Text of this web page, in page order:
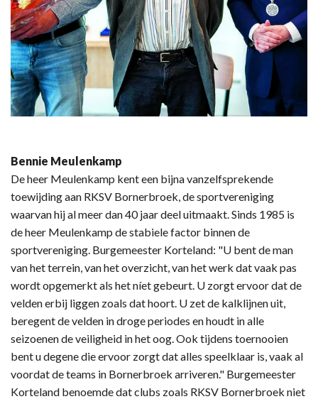
Bennie Meulenkamp
De heer Meulenkamp kent een bijna vanzelfsprekende
toewijding aan RKSV Bornerbroek, de sportvereniging
waarvan hij al meer dan 40 jaar deel uitmaakt. Sinds 1985 is
de heer Meulenkamp de stabiele factor binnen de
sportvereniging. Burgemeester Korteland: "U bent de man
van het terrein, van het overzicht, van het werk dat vaak pas
wordt opgemerkt als het níet gebeurt. U zorgt ervoor dat de
velden erbij liggen zoals dat hoort. U zet de kalklijnen uit,
beregent de velden in droge periodes en houdt in alle
seizoenen de veiligheid in het oog. Ook tijdens toernooien
bent u degene die ervoor zorgt dat alles speelklaar is, vaak al
voordat de teams in Bornerbroek arriveren." Burgemeester
Korteland benoemde dat clubs zoals RKSV Bornerbroek niet